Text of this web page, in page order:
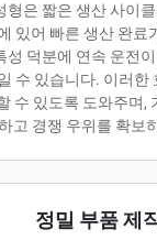
형은 짧은 생산 사이
있어 빠른 생산 완료
성 덕분에 연속 운전
수 있습니다. 이러한
수 있도록 도와주며,
고 경쟁 우위를 확보
정밀 부품 제